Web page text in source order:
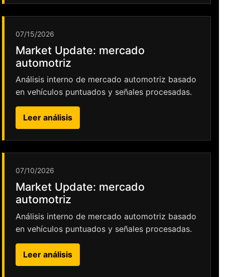
07/15/2026
Market Update: mercado
automotriz
Análisis interno de mercado automotriz basado
en vehículos puntuados y señales procesadas.
Leer análisis
07/10/2026
Market Update: mercado
automotriz
Análisis interno de mercado automotriz basado
en vehículos puntuados y señales procesadas.
Leer análisis